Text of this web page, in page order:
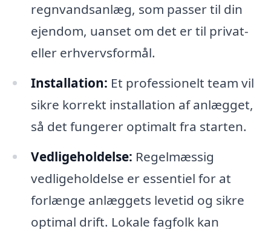
regnvandsanlæg, som passer til din
ejendom, uanset om det er til privat-
eller erhvervsformål.
Installation: Et professionelt team vil
sikre korrekt installation af anlægget,
så det fungerer optimalt fra starten.
Vedligeholdelse: Regelmæssig
vedligeholdelse er essentiel for at
forlænge anlæggets levetid og sikre
optimal drift. Lokale fagfolk kan